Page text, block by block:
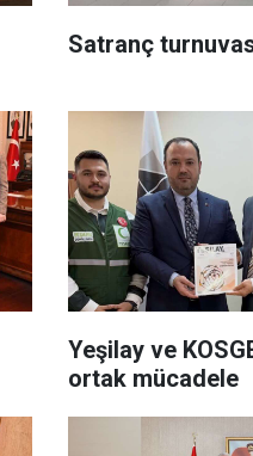
Satranç
Yeşilay ve
ortak mücadele